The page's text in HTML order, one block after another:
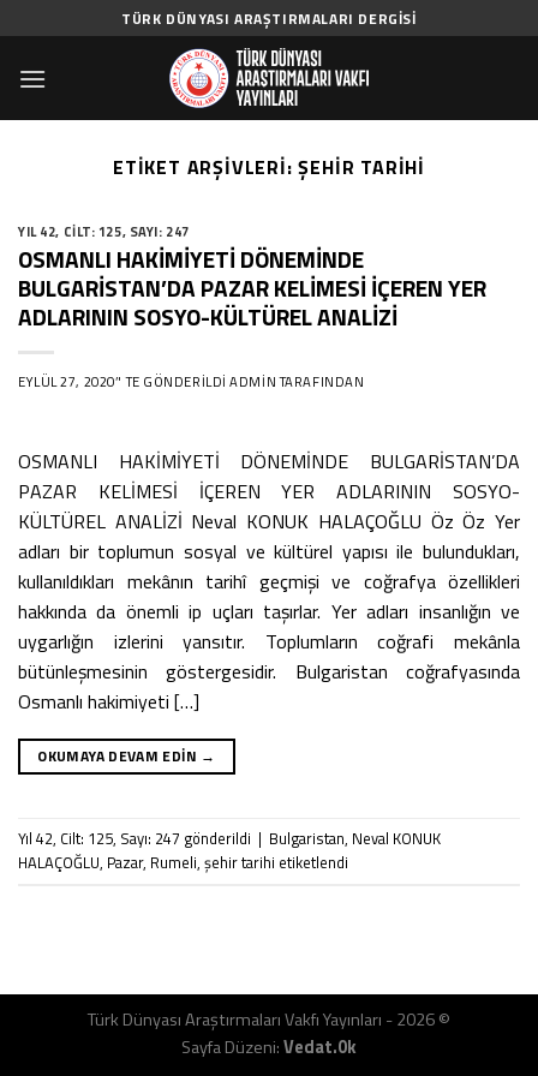
to
content
TÜRK DÜNYASI ARAŞTIRMALARI DERGISI
ETIKET ARŞIVLERI:ŞEHIR TARIHI
YIL 42, CILT: 125, SAYI: 247
OSMANLI HAKİMİYETİ DÖNEMİNDE
BULGARİSTAN’DA PAZAR KELİMESİ İÇEREN YER
ADLARININ SOSYO-KÜLTÜREL ANALİZİ
EYLÜL 27, 2020’' TE GÖNDERILDI ADMINTARAFINDAN
OSMANLI HAKİMİYETİ DÖNEMİNDE BULGARİSTAN’DA
PAZAR KELİMESİ İÇEREN YER ADLARININ SOSYO-
KÜLTÜREL ANALİZİ Neval KONUK HALAÇOĞLU Öz Öz Yer
adları bir toplumun sosyal ve kültürel yapısı ile bulundukları,
kullanıldıkları mekânın tarihî geçmişi ve coğrafya özellikleri
hakkında da önemli ip uçları taşırlar. Yer adları insanlığın ve
uygarlığın izlerini yansıtır. Toplumların coğrafi mekânla
bütünleşmesinin göstergesidir. Bulgaristan coğrafyasında
Osmanlı hakimiyeti […]
OKUMAYA DEVAM EDIN →
Yıl 42, Cilt: 125, Sayı: 247 gönderildi | Bulgaristan, Neval KONUK
HALAÇOĞLU, Pazar, Rumeli, şehir tarihi etiketlendi
Türk Dünyası Araştırmaları Vakfı Yayınları - 2026 ©
Sayfa Düzeni:Vedat.0k